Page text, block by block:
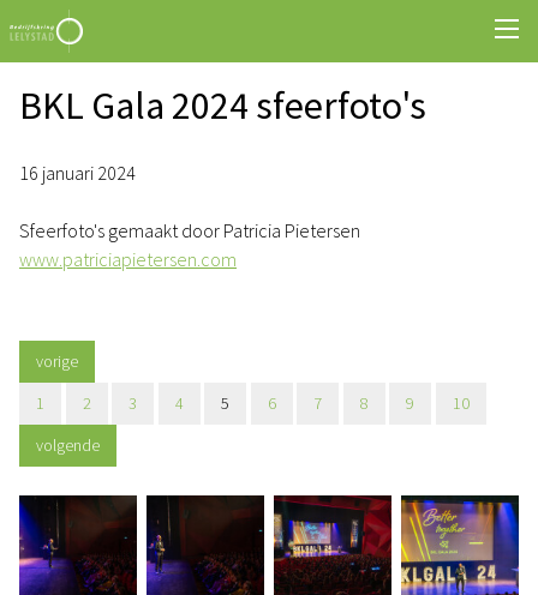
BKL Gala 2024 sfeerfoto's
16 januari 2024
Sfeerfoto's gemaakt door Patricia Pietersen
www.patriciapietersen.com
vorige
1
2 3 4 5 6 7 8 9
10
volgende